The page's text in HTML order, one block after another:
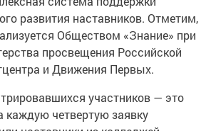
развития наставников. Отметим,
Обществом «Знание» при
просвещения Российской
и Движения Первых.
участников — это
каждую четвертую заявку